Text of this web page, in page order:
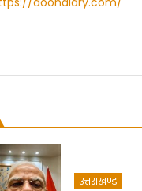
उत्तराखण्ड